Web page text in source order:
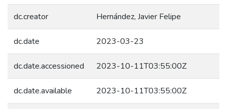
dc.creator Hernández, Javier Felipe
dc.date 2023-03-23
dc.date.accessioned 2023-10-11T03:55:00Z
dc.date.available 2023-10-11T03:55:00Z